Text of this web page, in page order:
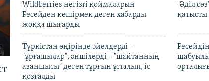
Wildberries негізгі қоймаларын
Ресейден көшірмек деген хабарды
жоққа шығарды
"Әділ
қатысты
Түркістан өңірінде әйелдерді –
"ұрғашылар", әншілерді – "шайтанның
азаншысы" деген тұрғын ұсталып, іс
қозғалды